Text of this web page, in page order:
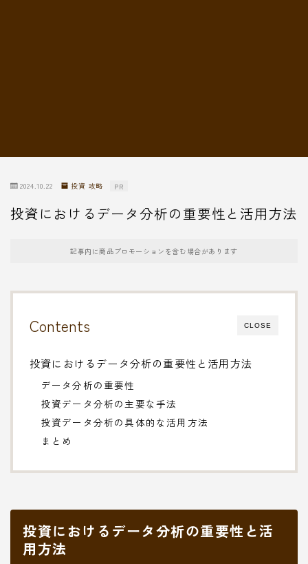
2024.10.22 投資 攻略 PR
投資におけるデータ分析の重要性と活用方法
記事内に商品プロモーションを含む場合があります
CLOSE
Contents
投資におけるデータ分析の重要性と活用方法
データ分析の重要性
投資データ分析の主要な手法
投資データ分析の具体的な活用方法
まとめ
投資におけるデータ分析の重要性と活
用方法